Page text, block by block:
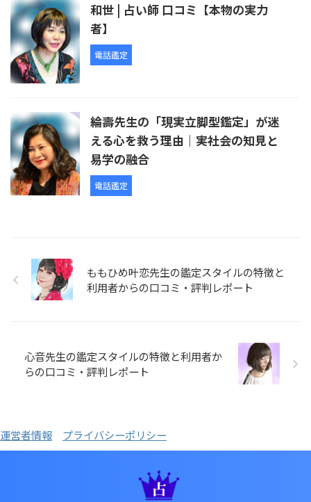
和世 | 占い師 口コミ【本物の実力
者】
電話鑑定
綸壽先生の「現実立脚型鑑定」が迷
える心を救う理由｜実社会の知見と
易学の融合
電話鑑定
ももひめ叶恋先生の鑑定スタイルの特徴と
利用者からの口コミ・評判レポート
心音先生の鑑定スタイルの特徴と利用者か
らの口コミ・評判レポート
運営者情報 プライバシーポリシー